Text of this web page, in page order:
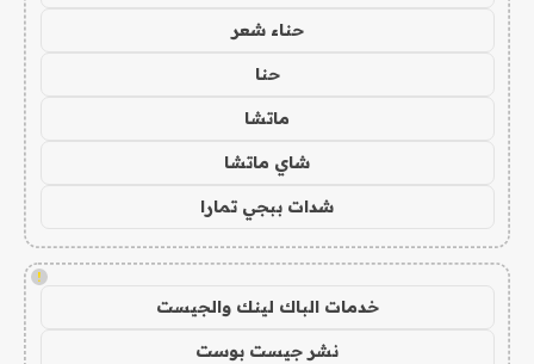
حناء شعر
حنا
ماتشا
شاي ماتشا
شدات ببجي تمارا
!
خدمات الباك لينك والجيست
نشر جيست بوست